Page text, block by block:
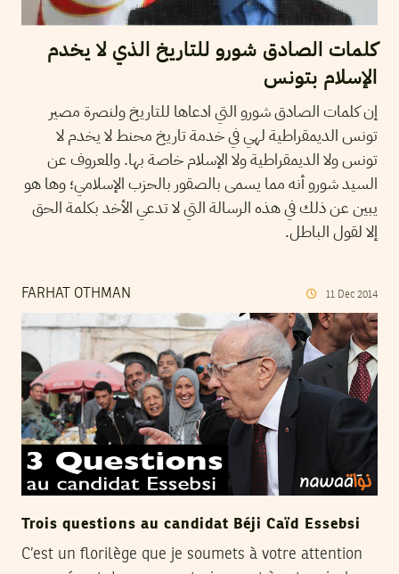
كلمات الصادق شورو للتاريخ الذي لا يخدم
الإسلام بتونس
إن كلمات الصادق شورو التي ادعاها للتاريخ ولنصرة مصير
تونس الديمقراطية لهي في خدمة تاريخ محنط لا يخدم لا
تونس ولا الديمقراطية ولا الإسلام خاصة بها. والمعروف عن
السيد شورو أنه مما يسمى بالصقور بالحزب الإسلامي؛ وها هو
يبين عن ذلك في هذه الرسالة التي لا تدعي الأخد بكلمة الحق
إلا لقول الباطل.
FARHAT OTHMAN 11 Dec 2014
Trois questions au candidat Béji Caïd Essebsi
C’est un florilège que je soumets à votre attention